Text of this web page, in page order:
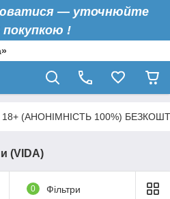
— уточнюйте
покупкою !
18+ (АНОНІМНІСТЬ 100%)
(VIDA)
0 Фільтри